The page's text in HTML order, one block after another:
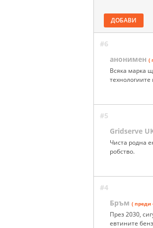
ДОБАВИ
#6
анонимен (
Всяка марка
#5
Gridserve
Чиста родна
рoбcтвo.
#4
Бръм ( преди
През 2030,
евтините